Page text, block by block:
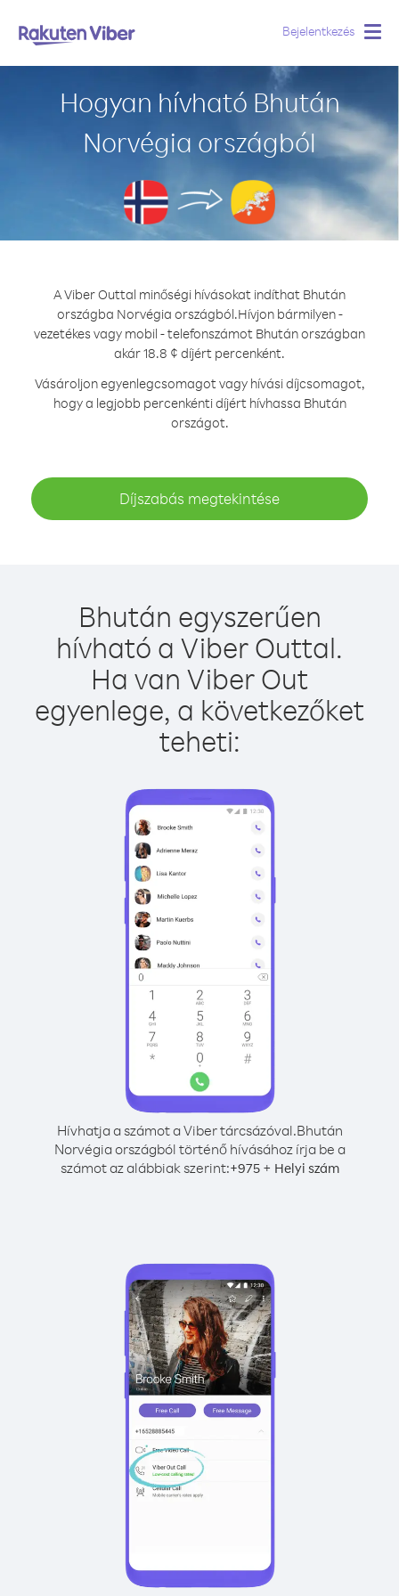
Bejelentkezés
Hogyan hívható Bhután
Norvégia országból
A Viber Outtal minőségi hívásokat indíthat Bhután
országba Norvégia országból.Hívjon bármilyen -
vezetékes vagy mobil - telefonszámot Bhután országban
akár 18.8 ¢ díjért percenként.
Vásároljon egyenlegcsomagot vagy hívási díjcsomagot,
hogy a legjobb percenkénti díjért hívhassa Bhután
országot.
Díjszabás megtekintése
Bhután egyszerűen
hívható a Viber Outtal.
Ha van Viber Out
egyenlege, a következőket
teheti:
Hívhatja a számot a Viber tárcsázóval.Bhután
Norvégia országból történő hívásához írja be a
számot az alábbiak szerint:+975+ Helyi szám